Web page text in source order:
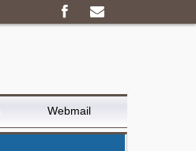
Webmail